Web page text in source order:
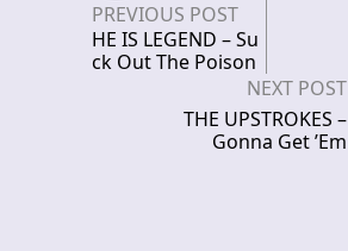
PREVIOUS POST
HE IS LEGEND – Su
ck Out The Poison
NEXT POST
THE UPSTROKES –
Gonna Get ’Em